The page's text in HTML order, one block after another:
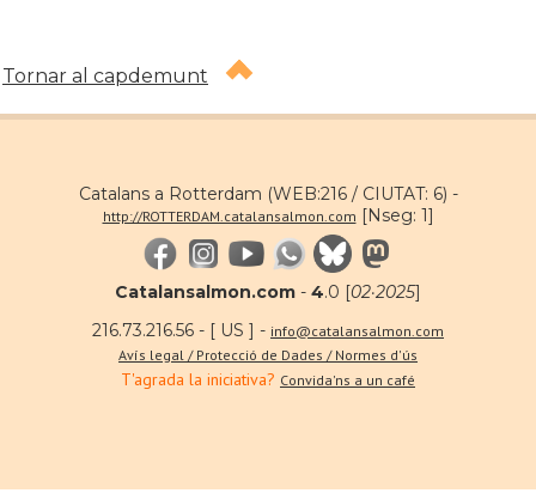
Tornar al capdemunt
Catalans a Rotterdam (WEB:216 / CIUTAT: 6) -
http://ROTTERDAM.catalansalmon.com [Nseg: 1]
Catalansalmon.com - 4.0 [02·2025]
216.73.216.56 - [ US ] - info@catalansalmon.com
Avís legal / Protecció de Dades / Normes d'ús
T'agrada la iniciativa? Convida'ns a un café